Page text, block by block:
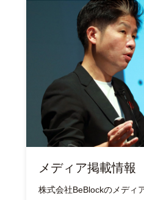
メディア掲載情報
株式会社BeBlockのメディ